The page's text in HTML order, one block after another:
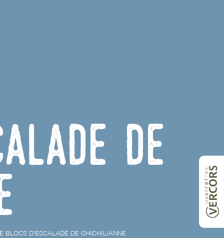
de
BLOCS D'ESCALADE DE CHICHILIANNE